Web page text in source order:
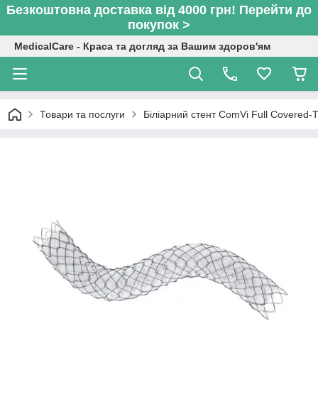
Безкоштовна доставка від 4000 грн! Перейти до
покупок >
MedicalCare - Краса та догляд за Вашим здоров'ям
Товари та послуги Біліарний стент ComVi Full Covered-